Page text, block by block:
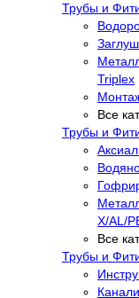
Трубы и
Triplex
Все
Трубы и
X/AL/
Все
Трубы и